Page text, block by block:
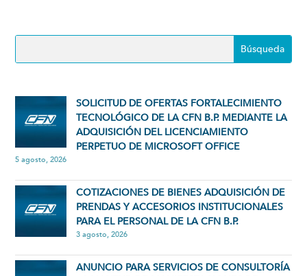
SOLICITUD DE OFERTAS FORTALECIMIENTO
TECNOLÓGICO DE LA CFN B.P. MEDIANTE LA
ADQUISICIÓN DEL LICENCIAMIENTO
PERPETUO DE MICROSOFT OFFICE
5 agosto, 2026
COTIZACIONES DE BIENES ADQUISICIÓN DE
PRENDAS Y ACCESORIOS INSTITUCIONALES
PARA EL PERSONAL DE LA CFN B.P.
3 agosto, 2026
ANUNCIO PARA SERVICIOS DE CONSULTORÍA